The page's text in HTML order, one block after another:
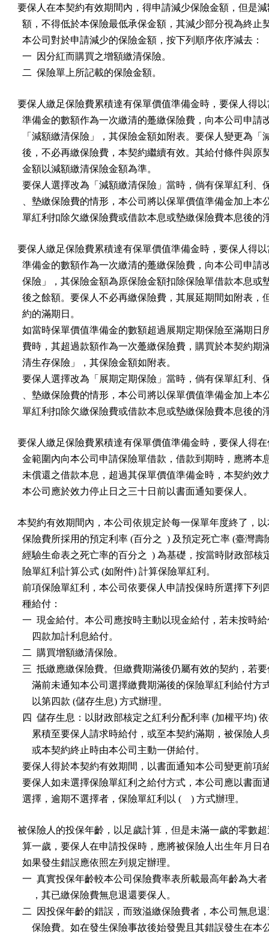
要保人在本契約有效期間內，得申請減少保險金額，但是
額，不得低於本保險最低承保金額，其減少部分視為終止
  本公司對於申請減少的保險金額，按下列順序依序減去：
  一  因分紅而購買之增額繳清保險。
  二  保險單上所記載的保險金額。
要保人繳足保險費累積達有保單價值準備金時，要保人得
準備金的數額作為一次繳清的躉繳保險費，向本公司申請
「減額繳清保險」，其保險金額如附表。要保人變更為「
後，不必再繳保險費，本契約繼續有效。其給付條件與原
  金額以減額繳清保險金額為準。
要保人選擇改為「減額繳清保險」當時，倘有保單紅利、
、墊繳保險費的情形，本公司將以保單價值準備金加上本
單紅利扣除欠繳保險費或借款本息或墊繳保險費本息後的
要保人繳足保險費累積達有保單價值準備金時，要保人得
準備金的數額作為一次繳清的躉繳保險費，向本公司申請
保險」，其保險金額為原保險金額扣除保險單借款本息或
後之餘額。要保人不必再繳保險費，其展延期間如附表，
  約的滿期日。
如當時保單價值準備金的數額超過展期定期保險至滿期日
費時，其超過款額作為一次躉繳保險費，購買於本契約期
  清生存保險」，其保險金額如附表。
要保人選擇改為「展期定期保險」當時，倘有保單紅利、
、墊繳保險費的情形，本公司將以保單價值準備金加上本
單紅利扣除欠繳保險費或借款本息或墊繳保險費本息後的
要保人繳足保險費累積達有保單價值準備金時，要保人得
金範圍內向本公司申請保險單借款，借款到期時，應將本
未償還之借款本息，超過其保單價值準備金時，本契約效
  本公司應於效力停止日之三十日前以書面通知要保人。
本契約有效期間內，本公司依規定於每一保單年度終了，
保險費所採用的預定利率 (百分之  ) 及預定死亡率 (臺灣
經驗生命表之死亡率的百分之  ) 為基礎，按當時財政部核
  險單紅利計算公式 (如附件) 計算保險單紅利。
前項保險單紅利，本公司依要保人申請投保時所選擇下列
  種給付：
一  現金給付。本公司應按時主動以現金給付，若未按時
      四款加計利息給付。
  二  購買增額繳清保險。
三  抵繳應繳保險費。但繳費期滿後仍屬有效的契約，若
滿前未通知本公司選擇繳費期滿後的保險單紅利給付方
      以第四款 (儲存生息) 方式辦理。
四  儲存生息：以財政部核定之紅利分配利率 (加權平均)
累積至要保人請求時給付，或至本契約滿期，被保險人
      或本契約終止時由本公司主動一併給付。
要保人得於本契約有效期間，以書面通知本公司變更前項
要保人如未選擇保險單紅利之給付方式，本公司應以書面
  選擇，逾期不選擇者，保險單紅利以 (    ) 方式辦理。
被保險人的投保年齡，以足歲計算，但是未滿一歲的零數
算一歲，要保人在申請投保時，應將被保險人出生年月日
  如果發生錯誤應依照左列規定辦理。
一  真實投保年齡較本公司保險費率表所載最高年齡為大
      ，其已繳保險費無息退還要保人。
二  因投保年齡的錯誤，而致溢繳保險費者，本公司無息
保險費。如在發生保險事故後始發覺且其錯誤發生在本